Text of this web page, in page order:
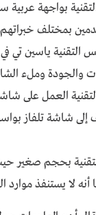
بواجهة عربية
بمختلف خبراتهم
ياسين تي
والجودة وملء
العمل على
إلى شاشة تلفاز
بحجم صغير
لا يستنفذ موارد